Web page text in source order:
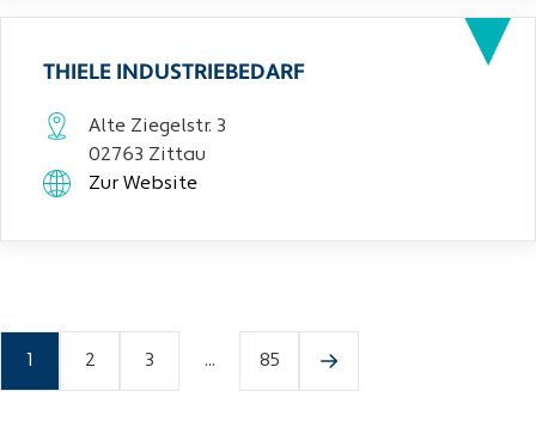
THIELE INDUSTRIEBEDARF
Alte Ziegelstr. 3
02763 Zittau
Zur Website
2 3 ... 85